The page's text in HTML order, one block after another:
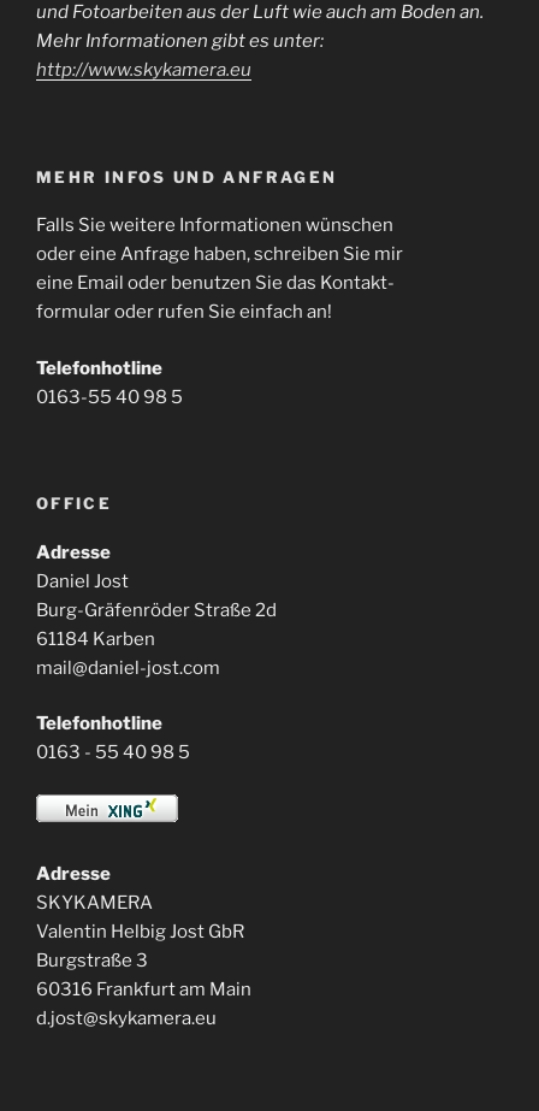
und Fotoarbeiten aus der Luft wie auch am Boden an.
Mehr Informationen gibt es unter:
http://www.skykamera.eu
MEHR INFOS UND ANFRAGEN
Falls Sie weitere Informationen wünschen
oder eine Anfrage haben, schreiben Sie mir
eine Email oder benutzen Sie das Kontakt-
formular oder rufen Sie einfach an!
Telefonhotline
0163-55 40 98 5
OFFICE
Adresse
Daniel Jost
Burg-Gräfenröder Straße 2d
61184 Karben
mail@daniel-jost.com
Telefonhotline
0163 - 55 40 98 5
Adresse
SKYKAMERA
Valentin Helbig Jost GbR
Burgstraße 3
60316 Frankfurt am Main
d.jost@skykamera.eu